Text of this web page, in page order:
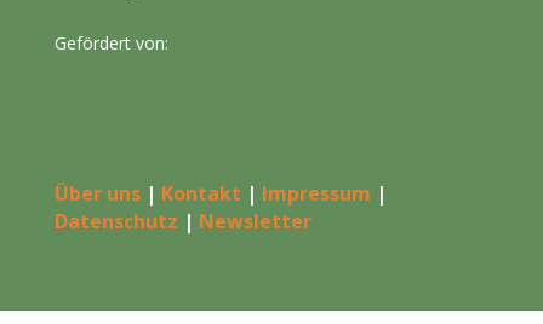
Gefördert von:
Über uns| Kontakt | Impressum |
Datenschutz | Newsletter